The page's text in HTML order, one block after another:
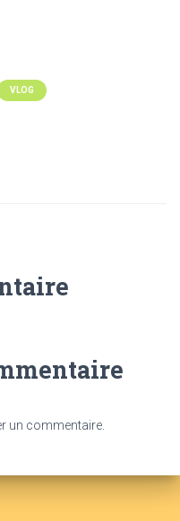
VLOG
un commentaire.